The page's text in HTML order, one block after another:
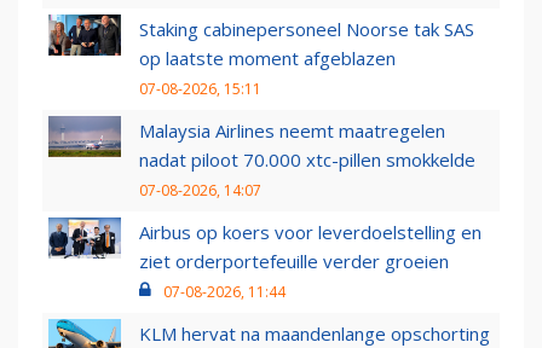
Staking cabinepersoneel Noorse tak SAS
op laatste moment afgeblazen
07-08-2026, 15:11
Malaysia Airlines neemt maatregelen
nadat piloot 70.000 xtc-pillen smokkelde
07-08-2026, 14:07
Airbus op koers voor leverdoelstelling en
ziet orderportefeuille verder groeien
07-08-2026, 11:44
KLM hervat na maandenlange opschorting